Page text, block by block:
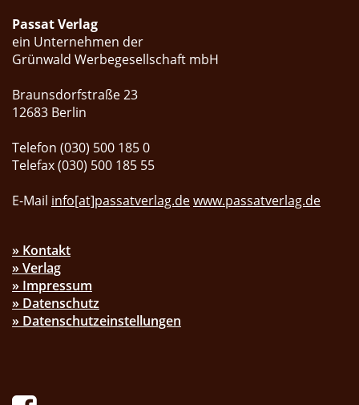
Passat Verlag
ein Unternehmen der
Grünwald Werbegesellschaft mbH
Braunsdorfstraße 23
12683 Berlin
Telefon (030) 500 185 0
Telefax (030) 500 185 55
E-Mail info[at]passatverlag.dewww.passatverlag.de
» Kontakt
» Verlag
» Impressum
» Datenschutz
» Datenschutzeinstellungen